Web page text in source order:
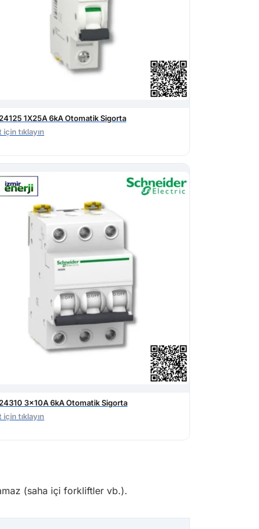
1X25A 6kA Otomatik Sigorta
için tıklayın
3x10A 6kA Otomatik Sigorta
için tıklayın
(saha içi forkliftler vb.).